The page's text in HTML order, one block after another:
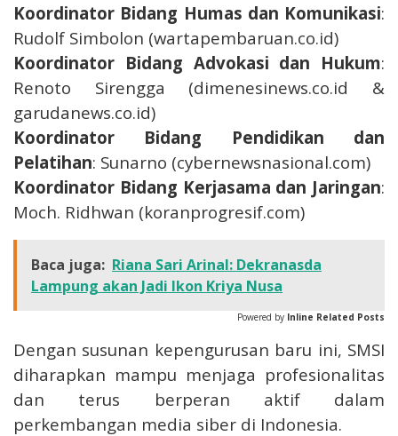
Koordinator Bidang Humas dan Komunikasi:
Rudolf Simbolon (wartapembaruan.co.id)
Koordinator Bidang Advokasi dan Hukum:
Renoto Sirengga (dimenesinews.co.id &
garudanews.co.id)
Koordinator Bidang Pendidikan dan
Pelatihan: Sunarno (cybernewsnasional.com)
Koordinator Bidang Kerjasama dan Jaringan:
Moch. Ridhwan (koranprogresif.com)
Baca juga: Riana Sari Arinal: Dekranasda
Lampung akan Jadi Ikon Kriya Nusa
Powered by Inline Related Posts
Dengan susunan kepengurusan baru ini, SMSI
diharapkan mampu menjaga profesionalitas
dan terus berperan aktif dalam
perkembangan media siber di Indonesia.